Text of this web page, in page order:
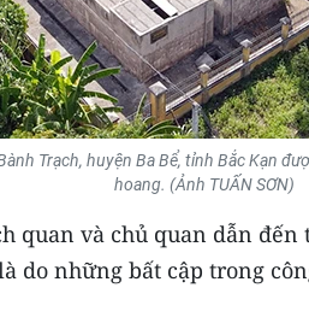
Trạch, huyện Ba Bể, tỉnh Bắc Kạn
hoang. (Ảnh TUẤN SƠN)
quan và chủ quan dẫn
do những bất cập trong